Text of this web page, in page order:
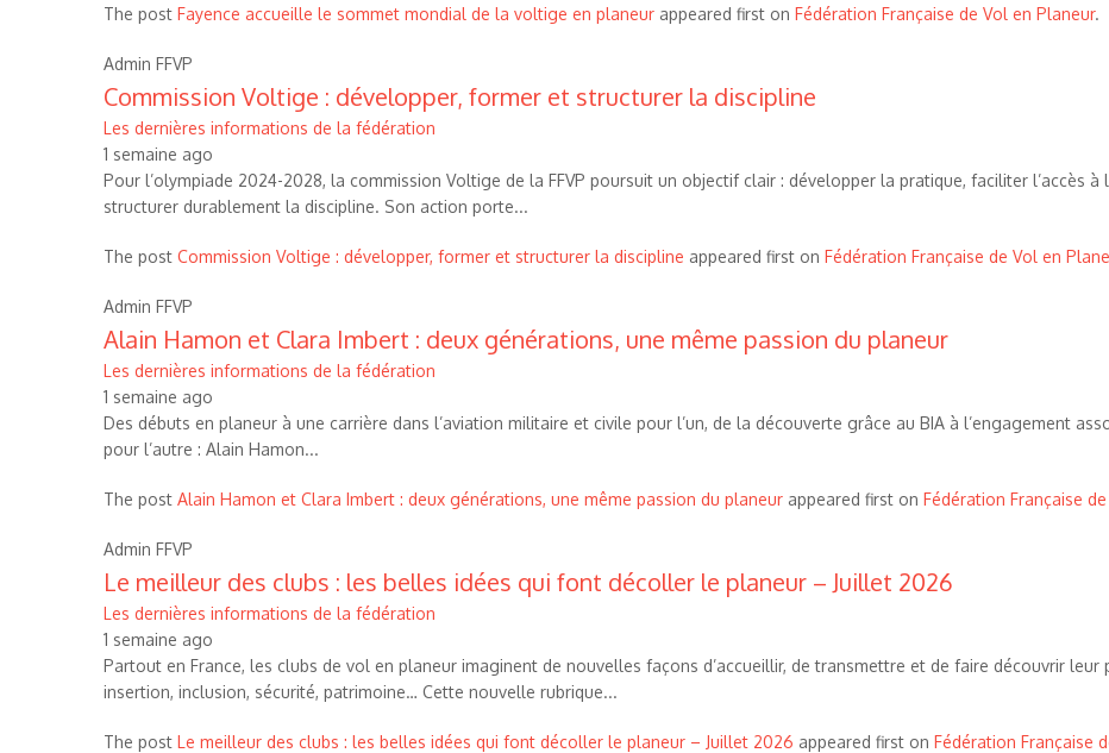
The post Fayence accueille le sommet mondial de la voltige en planeur appeared first on Fédération Française de Vol en Planeur.
Admin FFVP
Commission Voltige : développer, former et structurer la discipline
Les dernières informations de la fédération
1 semaine ago
Pour l’olympiade 2024-2028, la commission Voltige de la FFVP poursuit un objectif clair : développer la pratique, faciliter l’accès
structurer durablement la discipline. Son action porte...
The post Commission Voltige : développer, former et structurer la discipline appeared first on Fédération Française de Vol en
Admin FFVP
Alain Hamon et Clara Imbert : deux générations, une même passion du planeur
Les dernières informations de la fédération
1 semaine ago
Des débuts en planeur à une carrière dans l’aviation militaire et civile pour l’un, de la découverte grâce au BIA à l’engagement
pour l’autre : Alain Hamon...
The post Alain Hamon et Clara Imbert : deux générations, une même passion du planeur appeared first on Fédération Française
Admin FFVP
Le meilleur des clubs : les belles idées qui font décoller le planeur – Juillet 2026
Les dernières informations de la fédération
1 semaine ago
Partout en France, les clubs de vol en planeur imaginent de nouvelles façons d’accueillir, de transmettre et de faire découvrir leur
insertion, inclusion, sécurité, patrimoine… Cette nouvelle rubrique...
The post Le meilleur des clubs : les belles idées qui font décoller le planeur – Juillet 2026 appeared first on Fédération Française